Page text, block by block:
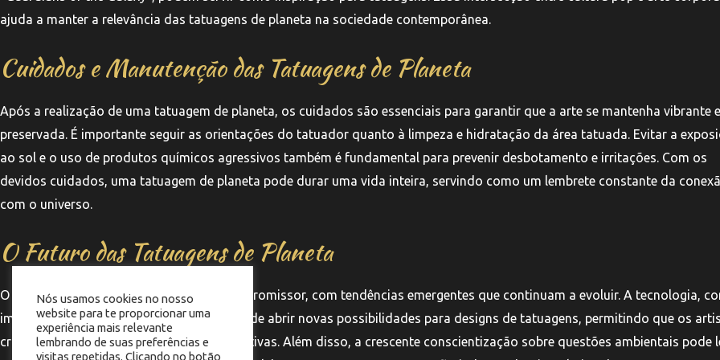
ajuda a manter a relevância das tatuagens de planeta na sociedade contemporânea.
Cuidados e Manutenção das Tatuagens de Planeta
Após a realização de uma tatuagem de planeta, os cuidados são essenciais para garantir que a arte se mantenha vibrante
preservada. É importante seguir as orientações do tatuador quanto à limpeza e hidratação da área tatuada. Evitar a
ao sol e o uso de produtos químicos agressivos também é fundamental para prevenir desbotamento e irritações. Com os
devidos cuidados, uma tatuagem de planeta pode durar uma vida inteira, servindo como um lembrete constante da
com o universo.
O Futuro das Tatuagens de Planeta
O futuro das tatuagens de planeta parece promissor, com tendências emergentes que continuam a evoluir. A tecnologia,
impressão 3D e a realidade aumentada, pode abrir novas possibilidades para designs de tatuagens, permitindo que os
criem obras ainda mais complexas e interativas. Além disso, a crescente conscientização sobre questões ambientais pode
Nós usamos cookies no nosso
website para te proporcionar uma
experiência mais relevante
lembrando de suas preferências e
visitas repetidas. Clicando no botão